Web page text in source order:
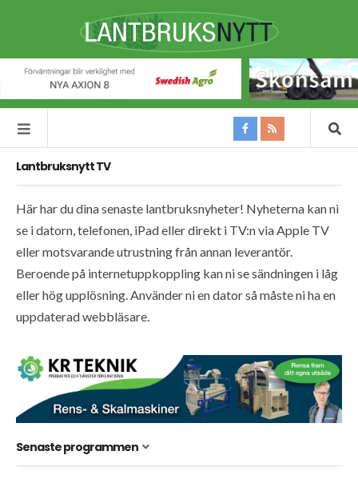
Lantbruksnytt TV
Här har du dina senaste lantbruksnyheter! Nyheterna kan ni
se i datorn, telefonen, iPad eller direkt i TV:n via Apple TV
eller motsvarande utrustning från annan leverantör.
Beroende på internetuppkoppling kan ni se sändningen i låg
eller hög upplösning. Använder ni en dator så måste ni ha en
uppdaterad webbläsare.
Senaste programmen